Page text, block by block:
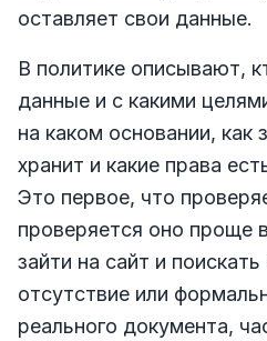
оставляет свои данные.
В политике описывают,
данные и с какими
на каком основании, как
хранит и какие права
Это первое, что
проверяется оно проще
зайти на сайт и
отсутствие или
реального документа,